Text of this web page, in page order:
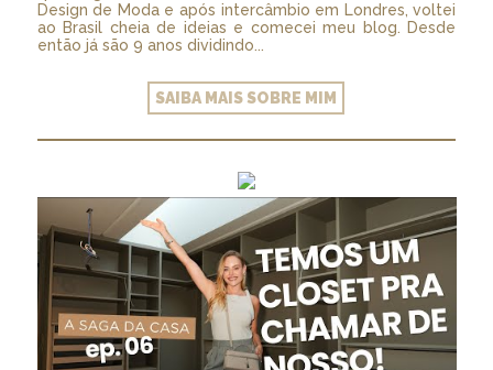
Design de Moda e após intercâmbio em Londres, voltei
ao Brasil cheia de ideias e comecei meu blog. Desde
então já são 9 anos dividindo...
SAIBA MAIS SOBRE MIM